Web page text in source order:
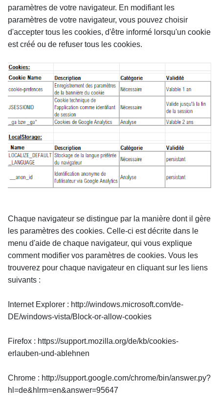
paramètres de votre navigateur. En modifiant les
paramètres de votre navigateur, vous pouvez choisir
d'accepter tous les cookies, d'être informé lorsqu'un cookie
est créé ou de refuser tous les cookies.
Chaque navigateur se distingue par la manière dont il gère
les paramètres des cookies. Celle-ci est décrite dans le
menu d'aide de chaque navigateur, qui vous explique
comment modifier vos paramètres de cookies. Vous les
trouverez pour chaque navigateur en cliquant sur les liens
suivants :
Internet Explorer : http://windows.microsoft.com/de-
DE/windows-vista/Block-or-allow-cookies
Firefox : https://support.mozilla.org/de/kb/cookies-
erlauben-und-ablehnen
Chrome : http://support.google.com/chrome/bin/answer.py?
hl=de&hlrm=en&answer=95647